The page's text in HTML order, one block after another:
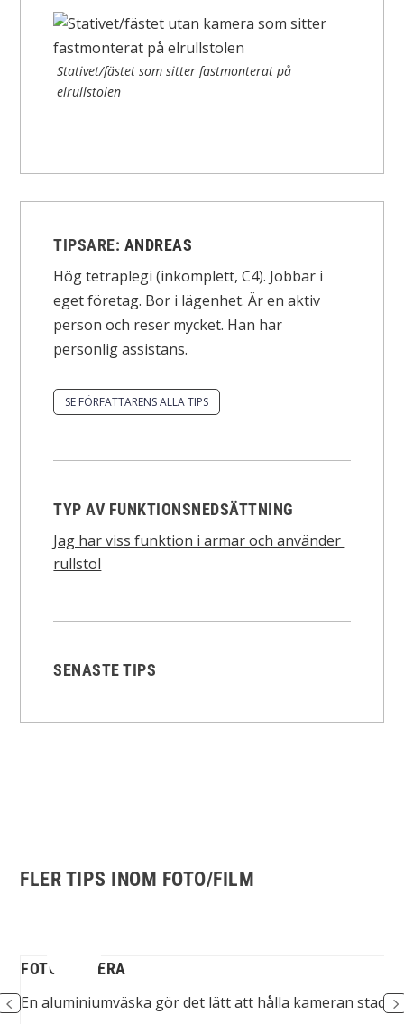
Stativet/fästet som sitter fastmonterat på
elrullstolen
TIPSARE: ANDREAS
Hög tetraplegi (inkomplett, C4). Jobbar i
eget företag. Bor i lägenhet. Är en aktiv
person och reser mycket. Han har
personlig assistans.
SE FÖRFATTARENS ALLA TIPS
TYP AV FUNKTIONSNEDSÄTTNING
Jag har viss funktion i armar och använder
rullstol
SENASTE TIPS
FLER TIPS INOM FOTO/FILM
FOTOGRAFERA
En aluminiumväska gör det lätt att hålla kameran